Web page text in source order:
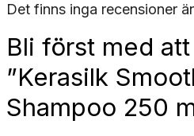
Det finns inga recensioner
Bli först med
”Kerasilk
Shampoo 250